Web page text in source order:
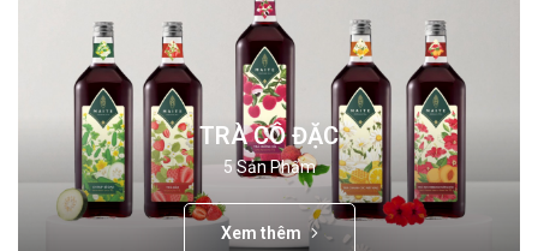
TRÀ CÔ ĐẶC
5 Sản Phẩm
Xem thêm